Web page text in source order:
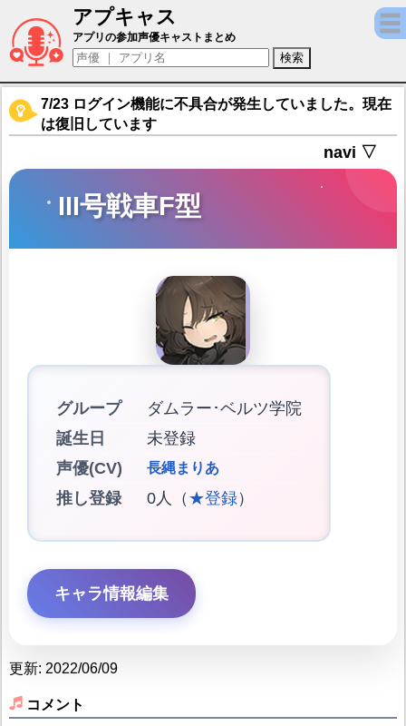
アプキャス
III号戦車F型（声優：長縄まりあ)【アッシュ
アプリの参加声優キャストまとめ
7/23 ログイン機能に不具合が発生していました。現在
は復旧しています
navi ▽
III号戦車F型
グループ
ダムラー･ベルツ学院
誕生日
未登録
声優(CV)
長縄まりあ
推し登録 0人（ ★登録）
キャラ情報編集
更新: 2022/06/09
コメント